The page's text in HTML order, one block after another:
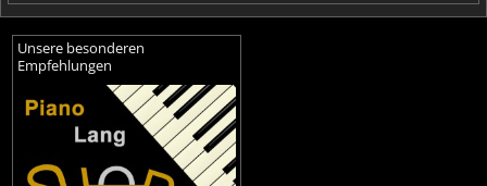
Unsere besonderen
Empfehlungen